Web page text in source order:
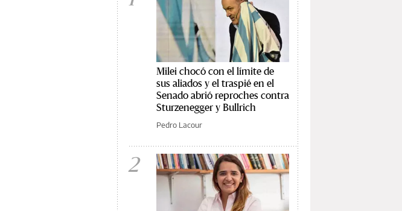
Milei chocó con el límite de
sus aliados y el traspié en el
Senado abrió reproches contra
Sturzenegger y Bullrich
Pedro Lacour
2